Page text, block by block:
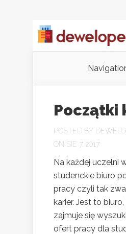
Początki
POSTED BY
ON SIE 7, 2017
Na każdej uczelni
studenckie biuro
pracy czyli tak
karier. Jest to
zajmuje się
ofert pracy dla